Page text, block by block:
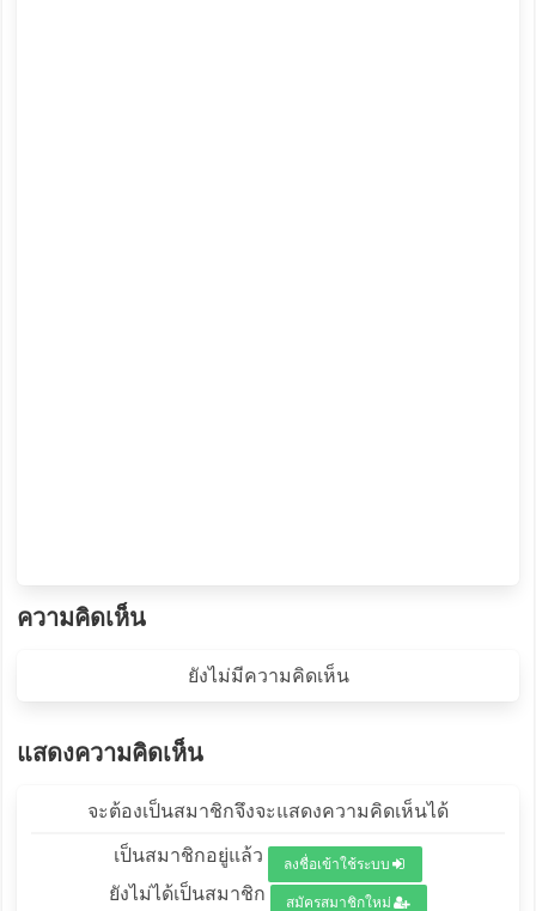
ความคิดเห็น
ยังไม่มีความคิดเห็น
แสดงความคิดเห็น
จะต้องเป็นสมาชิกจึงจะแสดงความคิดเห็นได้
เป็นสมาชิกอยู่แล้ว ลงชื่อเข้าใช้ระบบ
ยังไม่ได้เป็นสมาชิก สมัครสมาชิกใหม่